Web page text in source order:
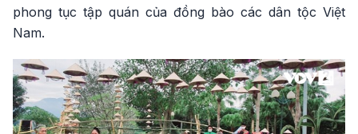
phong tục tập quán của đồng bào các dân tộc Việt
Nam.